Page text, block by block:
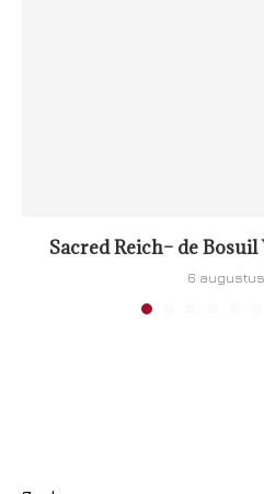
Sacred Reich– de
6